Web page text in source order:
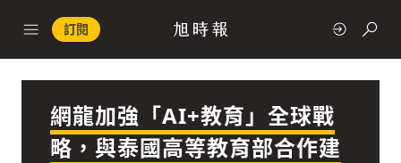
訂閱
政治
網龍加強「AI+教育」全球戰
略，與泰國高等教育部合作建